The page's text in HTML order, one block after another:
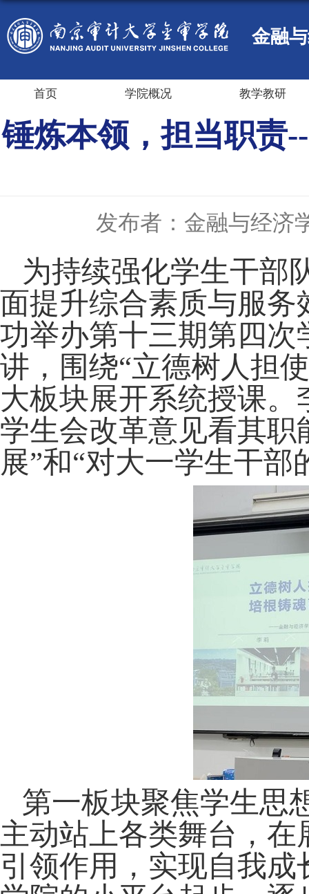
金融
首页 学院概况 教学教研
锤炼本领，担当职责
发布者：金融与经济
为持续强化学生干部
面提升综合素质与服务
功举办第十三期第四
讲，围绕“立德树人担
大板块展开系统授课。
学生会改革意见看其职
展”和“对大一学生干部
第一板块聚焦学生思
主动站上各类舞台，
引领作用，实现自我